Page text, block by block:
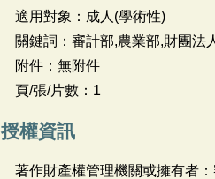
適用對象：成人(學術性)
關鍵詞：審計部,農業部,財團法
附件：無附件
頁/張/片數：1
授權資訊
著作財產權管理機關或擁有者